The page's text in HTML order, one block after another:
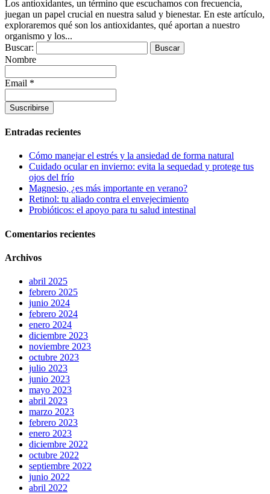
Los antioxidantes, un término que escuchamos con frecuencia,
juegan un papel crucial en nuestra salud y bienestar. En este artículo,
exploraremos qué son los antioxidantes, qué aportan a nuestro
organismo y los...
Buscar:
Nombre
Email *
Entradas recientes
Cómo manejar el estrés y la ansiedad de forma natural
Cuidado ocular en invierno: evita la sequedad y protege tus
ojos del frío
Magnesio, ¿es más importante en verano?
Retinol: tu aliado contra el envejecimiento
Probióticos: el apoyo para tu salud intestinal
Comentarios recientes
Archivos
abril 2025
febrero 2025
junio 2024
febrero 2024
enero 2024
diciembre 2023
noviembre 2023
octubre 2023
julio 2023
junio 2023
mayo 2023
abril 2023
marzo 2023
febrero 2023
enero 2023
diciembre 2022
octubre 2022
septiembre 2022
junio 2022
abril 2022